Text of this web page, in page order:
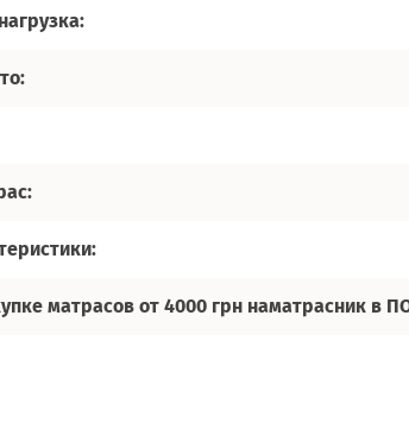
матрасов от 4000 грн наматрасник в